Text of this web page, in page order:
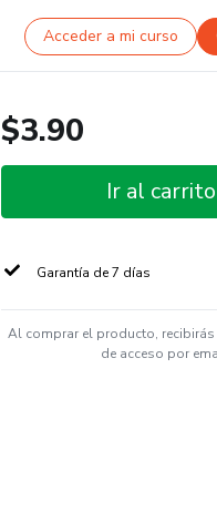
Acceder a mi curso
$3.90
Ir al carrito
Garantía de 7 días
Al comprar el producto,
de acceso por